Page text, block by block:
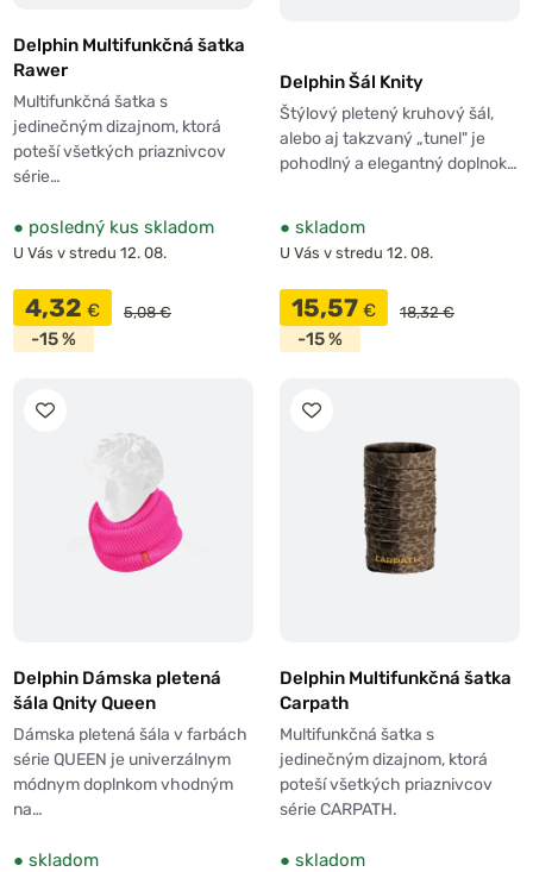
Delphin Multifunkčná šatka
Rawer
Multifunkčná šatka s
jedinečným dizajnom, ktorá
poteší všetkých priaznivcov
série…
● posledný kus skladom
U Vás v stredu 12. 08.
4,32 € 5,08 €
-15 %
Delphin Šál Knity
Štýlový pletený kruhový šál,
alebo aj takzvaný „tunel" je
pohodlný a elegantný doplnok…
● skladom
U Vás v stredu 12. 08.
15,57 € 18,32 €
-15 %
Delphin Dámska pletená
šála Qnity Queen
Dámska pletená šála v farbách
série QUEEN je univerzálnym
módnym doplnkom vhodným
na…
● skladom
Delphin Multifunkčná šatka
Carpath
Multifunkčná šatka s
jedinečným dizajnom, ktorá
poteší všetkých priaznivcov
série CARPATH.
● skladom